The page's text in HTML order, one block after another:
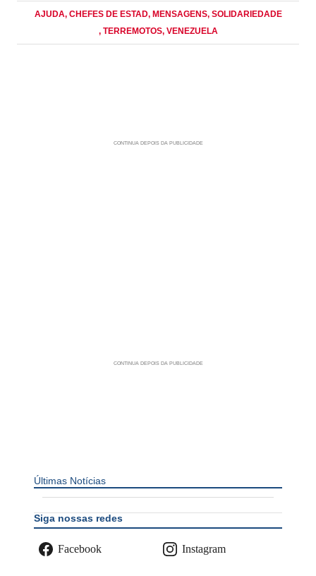
AJUDA, CHEFES DE ESTAD, MENSAGENS, SOLIDARIEDADE
, TERREMOTOS, VENEZUELA
Últimas Notícias
Siga nossas redes
Facebook Instagram